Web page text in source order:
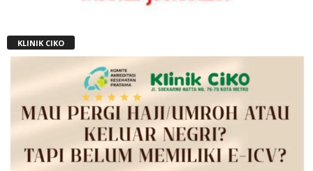
KLINIK CIKO